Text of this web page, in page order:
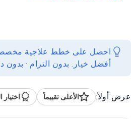
احصل على خطط علاجية مخصصة
أفضل خيار. بدون التزام · بدون
عرض أولاً: الأعلى تقييماً